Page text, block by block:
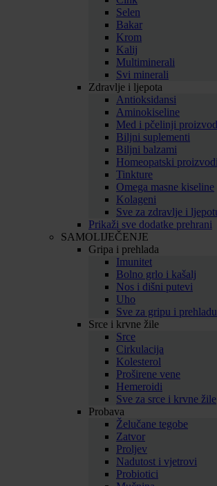
Selen
Bakar
Krom
Kalij
Multiminerali
Svi minerali
Zdravlje i ljepota
Antioksidansi
Aminokiseline
Med i pčelinji
Biljni suplementi
Biljni balzami
Homeopatski proizvodi
Tinkture
Omega masne kiseline
Kolageni
Sve za zdravlje i
Prikaži sve dodatke prehrani
SAMOLIJEČENJE
Gripa i prehlada
Imunitet
Bolno grlo i kašalj
Nos i dišni putevi
Uho
Sve za gripu i prehladu
Srce i krvne žile
Srce
Cirkulacija
Kolesterol
Proširene vene
Hemeroidi
Sve za srce i krvne žile
Probava
Želučane tegobe
Zatvor
Proljev
Nadutost i vjetrovi
Probiotici